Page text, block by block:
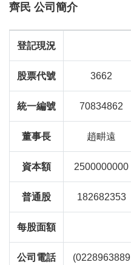
齊民 公司簡介
登記現況
股票代號 3662
統一編號 70834862
董事長 趙畊遠
資本額 2500000000
普通股 182682353
每股面額
公司電話 (0228963889